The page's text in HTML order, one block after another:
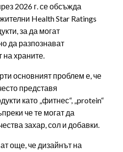
2026 г. се обсъжда
Health Star Ratings
за да могат
да разпознават
на храните.
основният проблем е, че
представя
като „фитнес“, „protein“
че те могат да
захар, сол и добавки.
още, че дизайнът на